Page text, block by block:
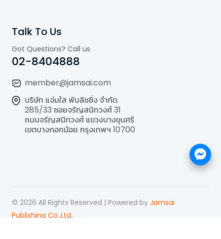
Talk To Us
Got Questions? Call us
02-8404888
member@jamsai.com
บริษัท แจ่มใส พับลิชชิ่ง จำกัด
285/33 ซอยจรัญสนิทวงศ์ 31
ถนนจรัญสนิทวงศ์ แขวงบางขุนศรี
เขตบางกอกน้อย กรุงเทพฯ 10700
© 2026 All Rights Reserved | Powered by Jamsai
Publishing Co.,Ltd..